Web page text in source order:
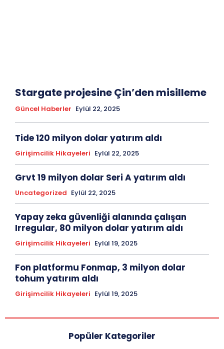
Stargate projesine Çin’den misilleme
Güncel Haberler Eylül 22, 2025
Tide 120 milyon dolar yatırım aldı
Girişimcilik Hikayeleri Eylül 22, 2025
Grvt 19 milyon dolar Seri A yatırım aldı
Uncategorized Eylül 22, 2025
Yapay zeka güvenliği alanında çalışan
Irregular, 80 milyon dolar yatırım aldı
Girişimcilik Hikayeleri Eylül 19, 2025
Fon platformu Fonmap, 3 milyon dolar
tohum yatırım aldı
Girişimcilik Hikayeleri Eylül 19, 2025
Popüler Kategoriler